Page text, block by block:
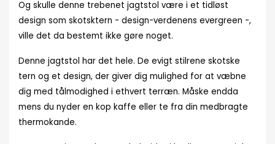
Og skulle denne trebenet jagtstol være i et tidløst
design som skotsktern - design-verdenens evergreen -,
ville det da bestemt ikke gøre noget.
Denne jagtstol har det hele. De evigt stilrene skotske
tern og et design, der giver dig mulighed for at væbne
dig med tålmodighed i ethvert terræn. Måske endda
mens du nyder en kop kaffe eller te fra din medbragte
thermokande.